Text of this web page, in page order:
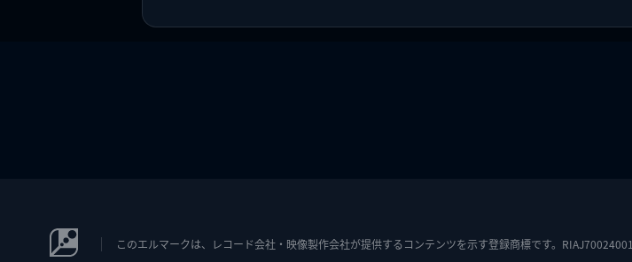
このエルマークは、レコード会社・映像製作会社が提供するコンテンツを示す登録商標です。RIAJ70024001